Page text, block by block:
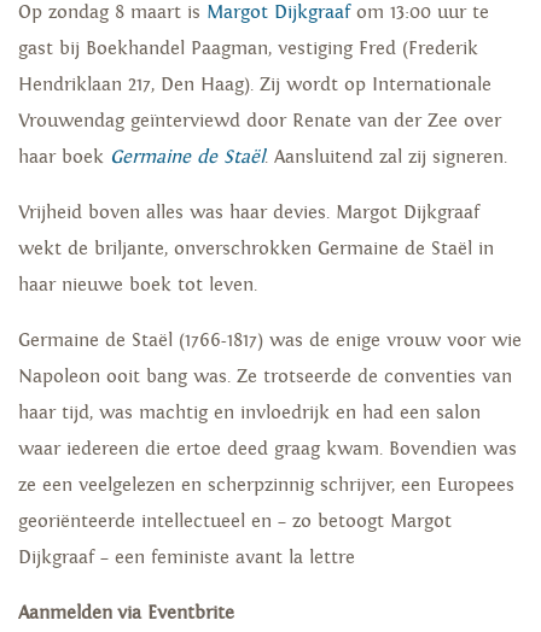
Op zondag 8 maart is Margot Dijkgraafom 13:00 uur te
gast bij Boekhandel Paagman, vestiging Fred (Frederik
Hendriklaan 217, Den Haag). Zij wordt op Internationale
Vrouwendag geïnterviewd door Renate van der Zee over
haar boek Germaine de Staël. Aansluitend zal zij signeren.
Vrijheid boven alles was haar devies. Margot Dijkgraaf
wekt de briljante, onverschrokken Germaine de Staël in
haar nieuwe boek tot leven.
Germaine de Staël (1766-1817) was de enige vrouw voor wie
Napoleon ooit bang was. Ze trotseerde de conventies van
haar tijd, was machtig en invloedrijk en had een salon
waar iedereen die ertoe deed graag kwam. Bovendien was
ze een veelgelezen en scherpzinnig schrijver, een Europees
georiënteerde intellectueel en – zo betoogt Margot
Dijkgraaf – een feministe avant la lettre
Aanmelden via Eventbrite